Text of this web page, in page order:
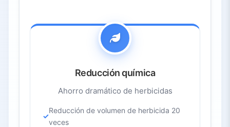
Reducción química
Ahorro dramático de herbicidas
Reducción de volumen de herbicida 20
veces